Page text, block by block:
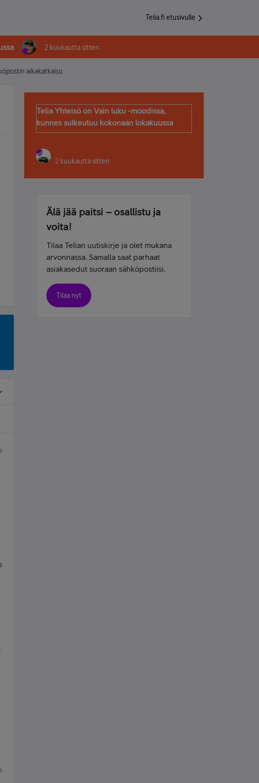
Telia.fi etusivulle
2 kuukautta sitten
aikakatkaisu
Telia Yhteisö on Vain luku -moodissa,
kunnes sulkeutuu kokonaan lokakuussa
2 kuukautta sitten
Älä jää paitsi – osallistu ja
voita!
Tilaa Telian uutiskirje ja olet mukana
arvonnassa. Samalla saat parhaat
asiakasedut suoraan sähköpostiisi.
Tilaa nyt